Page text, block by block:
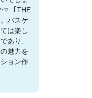
♡ 「THE
バスケ
は楽し
あり、
魅力を
ョン作